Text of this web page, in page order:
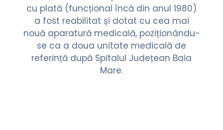
cu plată (funcțional încă din anul 1980)
a fost reabilitat și dotat cu cea mai
nouă aparatură medicală, poziționându-
se ca a doua unitate medicală de
referință după Spitalul Județean Baia
Mare.